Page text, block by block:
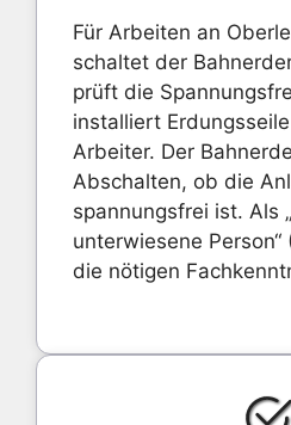
Für Arbeiten an
schaltet der
prüft die
installiert
Arbeiter. Der
Abschalten, ob die
spannungsfrei ist. Als
unterwiesene
die nötigen